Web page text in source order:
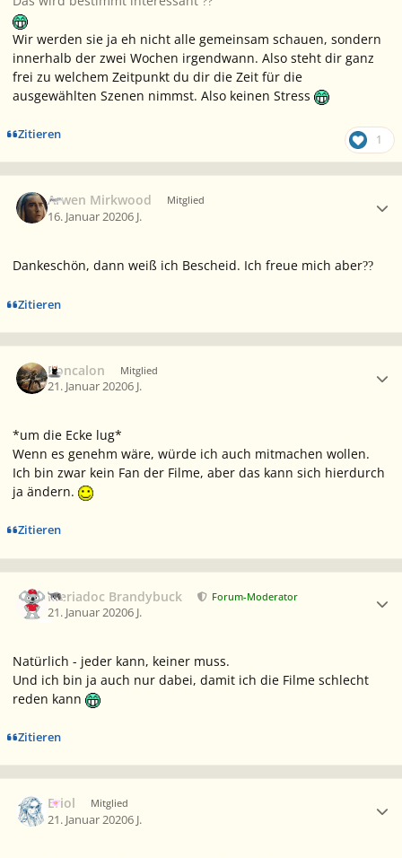
Wir werden sie ja eh nicht alle gemeinsam schauen, sondern
innerhalb der zwei Wochen irgendwann. Also steht dir ganz
frei zu welchem Zeitpunkt du dir die Zeit für die
ausgewählten Szenen nimmst. Also keinen Stress
Zitieren 1
Arwen Mirkwood Mitglied
16. Januar 20206 J.
Dankeschön, dann weiß ich Bescheid. Ich freue mich aber??
Zitieren
Roncalon Mitglied
21. Januar 20206 J.
*um die Ecke lug*
Wenn es genehm wäre, würde ich auch mitmachen wollen.
Ich bin zwar kein Fan der Filme, aber das kann sich hierdurch
ja ändern.
Zitieren
Meriadoc Brandybuck Forum-Moderator
21. Januar 20206 J.
Natürlich - jeder kann, keiner muss.
Und ich bin ja auch nur dabei, damit ich die Filme schlecht
reden kann
Zitieren
Eriol Mitglied
21. Januar 20206 J.